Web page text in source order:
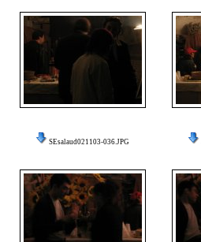
SEsalaud021103-036.JPG